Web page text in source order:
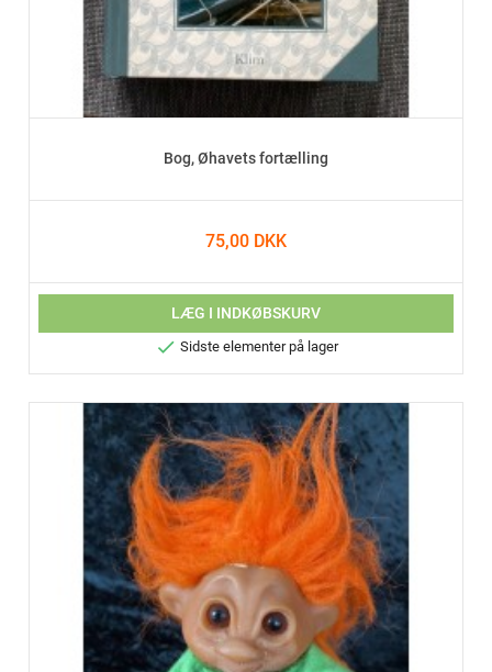
Bog, Øhavets fortælling
75,00 DKK
LÆG I INDKØBSKURV
 Sidste elementer på lager